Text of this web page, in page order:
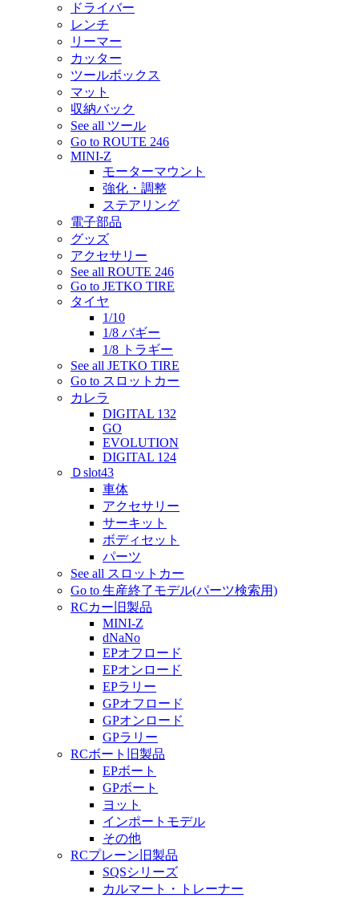
ドライバー
レンチ
リーマー
カッター
ツールボックス
マット
収納バック
See all ツール
Go to ROUTE 246
MINI-Z
モーターマウント
強化・調整
ステアリング
電子部品
グッズ
アクセサリー
See all ROUTE 246
Go to JETKO TIRE
タイヤ
1/10
1/8 バギー
1/8 トラギー
See all JETKO TIRE
Go to スロットカー
カレラ
DIGITAL 132
GO
EVOLUTION
DIGITAL 124
Ｄslot43
車体
アクセサリー
サーキット
ボディセット
パーツ
See all スロットカー
Go to 生産終了モデル(パーツ検索用)
RCカー旧製品
MINI-Z
dNaNo
EPオフロード
EPオンロード
EPラリー
GPオフロード
GPオンロード
GPラリー
RCボート旧製品
EPボート
GPボート
ヨット
インポートモデル
その他
RCプレーン旧製品
SQSシリーズ
カルマート・トレーナー